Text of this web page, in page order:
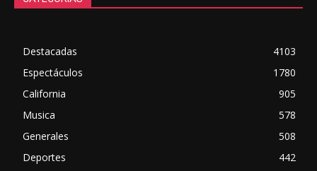
Destacadas
4103
Espectáculos
1780
California
905
Musica
578
Generales
508
Deportes
442